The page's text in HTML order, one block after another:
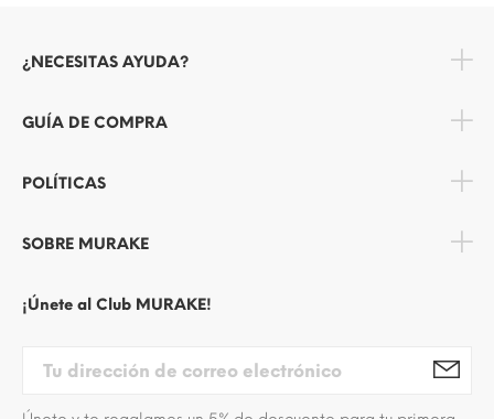
¿NECESITAS AYUDA?
GUÍA DE COMPRA
POLÍTICAS
SOBRE MURAKE
¡Únete al Club MURAKE!